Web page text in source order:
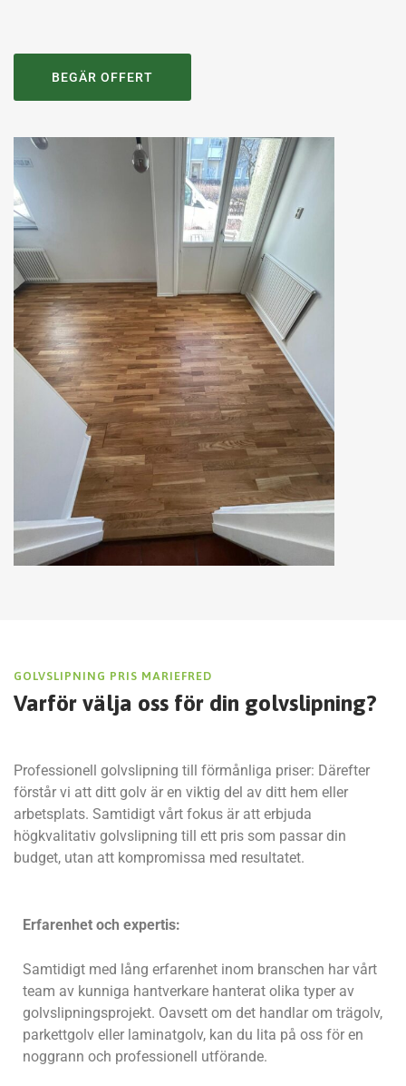
BEGÄR OFFERT
GOLVSLIPNING PRIS MARIEFRED
Varför välja oss för din golvslipning?
Professionell golvslipning till förmånliga priser: Därefter
förstår vi att ditt golv är en viktig del av ditt hem eller
arbetsplats. Samtidigt vårt fokus är att erbjuda
högkvalitativ golvslipning till ett pris som passar din
budget, utan att kompromissa med resultatet.
Erfarenhet och expertis:
Samtidigt med lång erfarenhet inom branschen har vårt
team av kunniga hantverkare hanterat olika typer av
golvslipningsprojekt. Oavsett om det handlar om trägolv,
parkettgolv eller laminatgolv, kan du lita på oss för en
noggrann och professionell utförande.